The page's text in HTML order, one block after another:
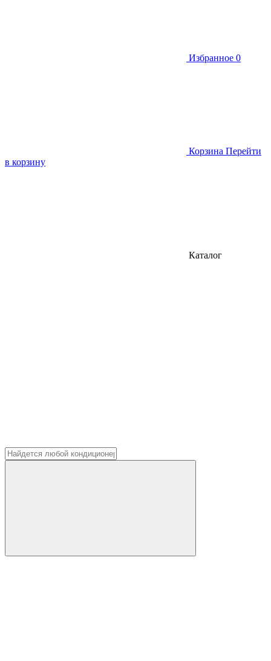
Избранное 0
Корзина Перейти
в корзину
Каталог